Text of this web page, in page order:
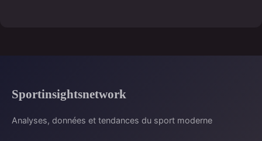
Sportinsightsnetwork
Analyses, données et tendances du sport moderne